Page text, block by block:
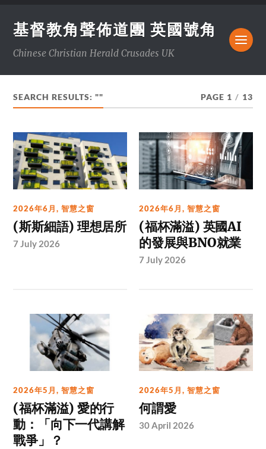
基督教角聲佈道團 英國號角
Chinese Christian Herald Crusades UK
SEARCH RESULTS: "" PAGE 1 / 13
2026年6月,智慧之窗
(斯斯細語) 理想居所
7 July 2026
2026年6月,智慧之窗
(福杯滿溢) 英國AI
的發展與BNO就業
7 July 2026
2026年5月,智慧之窗
(福杯滿溢) 愛的行
動：「向下一代講解
戰爭」？
2026年5月,智慧之窗
何謂愛
30 April 2026